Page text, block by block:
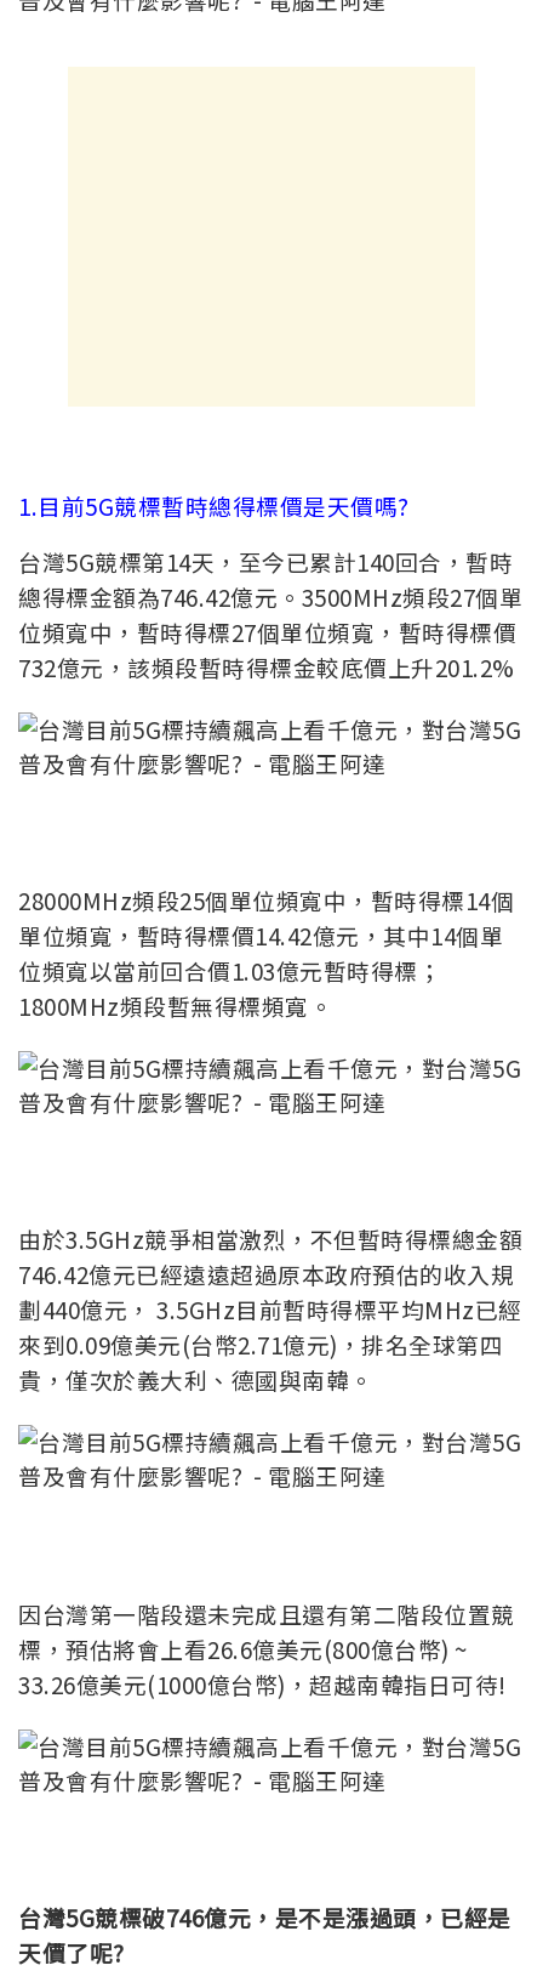
1.目前5G競標暫時總得標價是天價嗎?
台灣5G競標第14天，至今已累計140回合，暫時
總得標金額為746.42億元。3500MHz頻段27個單
位頻寬中，暫時得標27個單位頻寬，暫時得標價
732億元，該頻段暫時得標金較底價上升201.2%
28000MHz頻段25個單位頻寬中，暫時得標14個
單位頻寬，暫時得標價14.42億元，其中14個單
位頻寬以當前回合價1.03億元暫時得標；
1800MHz頻段暫無得標頻寬。
由於3.5GHz競爭相當激烈，不但暫時得標總金額
746.42億元已經遠遠超過原本政府預估的收入規
劃440億元， 3.5GHz目前暫時得標平均MHz已經
來到0.09億美元(台幣2.71億元)，排名全球第四
貴，僅次於義大利、德國與南韓。
因台灣第一階段還未完成且還有第二階段位置競
標，預估將會上看26.6億美元(800億台幣) ~
33.26億美元(1000億台幣)，超越南韓指日可待!
台灣5G競標破746億元，是不是漲過頭，已經是
天價了呢?